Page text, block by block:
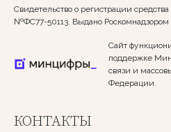
Свидетельство о регистрации
№ФС77-50113. Выдано Роскомнадзором
Сайт
поддержке
связи и
Федерации.
КОНТАКТЫ